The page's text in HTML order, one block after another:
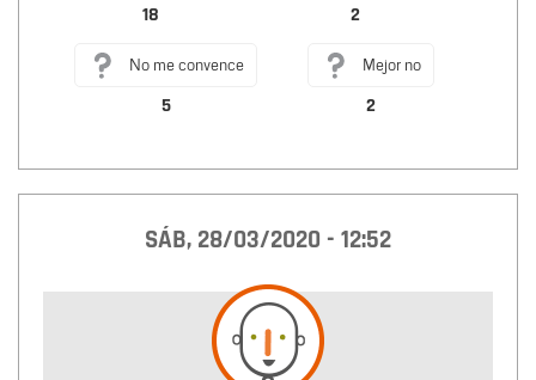
18 2
No me convence
5
Mejor no
2
SÁB, 28/03/2020 - 12:52